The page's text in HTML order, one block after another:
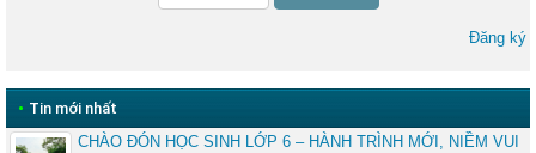
Đăng ký
• Tin mới nhất
CHÀO ĐÓN HỌC SINH LỚP 6 – HÀNH TRÌNH MỚI, NIỀM VUI